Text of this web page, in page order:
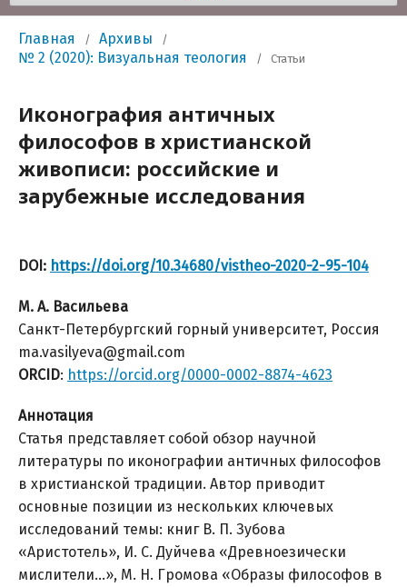
Главная / Архивы /
№ 2 (2020): Визуальная теология / Статьи
Иконография античных
философов в христианской
живописи: российские и
зарубежные исследования
DOI: https://doi.org/10.34680/vistheo-2020-2-95-104
М. А. Васильева
Санкт-Петербургский горный университет, Россия
ma.vasilyeva@gmail.com
ORCID: https://orcid.org/0000-0002-8874-4623
Аннотация
Статья представляет собой обзор научной
литературы по иконографии античных философов
в христианской традиции. Автор приводит
основные позиции из нескольких ключевых
исследований темы: книг В. П. Зубова
«Аристотель», И. С. Дуйчева «Древноезически
мислители…», М. Н. Громова «Образы философов в